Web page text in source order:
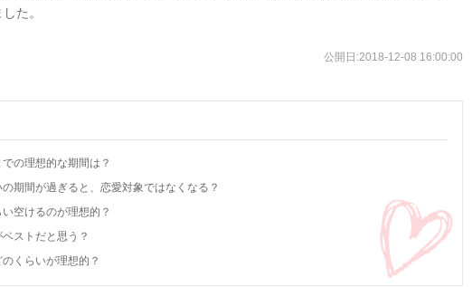
た。
公開日:2018-12-08 16:00:00
の理想的な期間は？
期間が過ぎると、恋愛対象ではなくなる？
空けるのが理想的？
ストだと思う？
くらいが理想的？